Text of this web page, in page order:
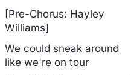
[Pre-Chorus: Hayley
Williams]
We could sneak around
like we're on tour